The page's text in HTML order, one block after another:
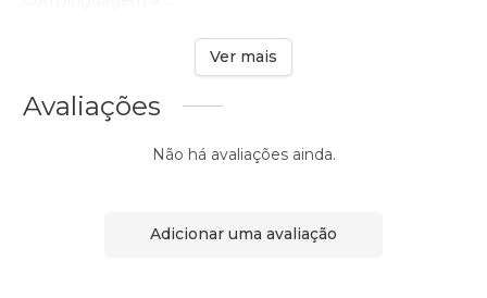
Ver mais
Avaliações
Não há avaliações ainda.
Adicionar uma avaliação